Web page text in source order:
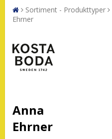
Sortiment - Produkttyper
Ehrner
Anna
Ehrner